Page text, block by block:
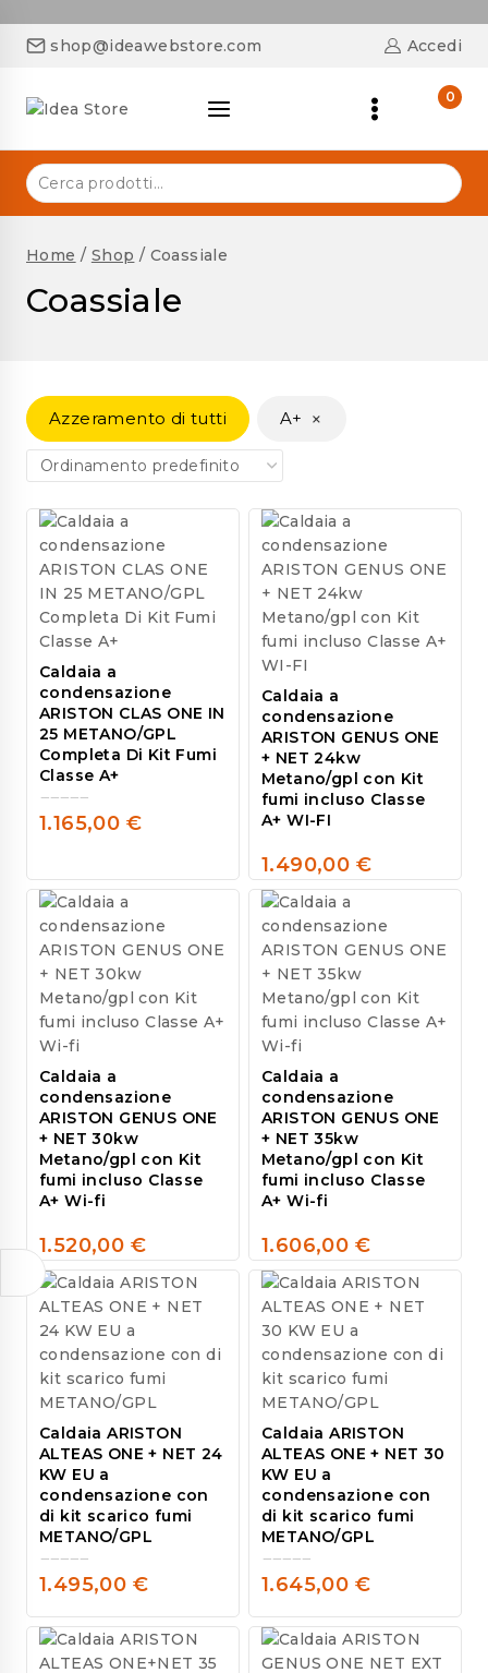
shop@ideawebstore.com Accedi
0
Home / Shop / Coassiale
Coassiale
Azzeramento di tutti A+ ×
Caldaia a
condensazione
ARISTON CLAS ONE IN
25 METANO/GPL
Completa Di Kit Fumi
Classe A+
0
of
5
1.165,00 €
Caldaia a
condensazione
ARISTON GENUS ONE
+ NET 24kw
Metano/gpl con Kit
fumi incluso Classe
A+ WI-FI
0
out
of
5
1.490,00 €
Caldaia a
condensazione
ARISTON GENUS ONE
+ NET 30kw
Metano/gpl con Kit
fumi incluso Classe
A+ Wi-fi
0
out
of
5
1.520,00 €
Caldaia a
condensazione
ARISTON GENUS ONE
+ NET 35kw
Metano/gpl con Kit
fumi incluso Classe
A+ Wi-fi
0
out
of
5
1.606,00 €
Caldaia ARISTON
ALTEAS ONE + NET 24
KW EU a
condensazione con
di kit scarico fumi
METANO/GPL
0
out
of
5
1.495,00 €
Caldaia ARISTON
ALTEAS ONE + NET 30
KW EU a
condensazione con
di kit scarico fumi
METANO/GPL
0
out
of
5
1.645,00 €